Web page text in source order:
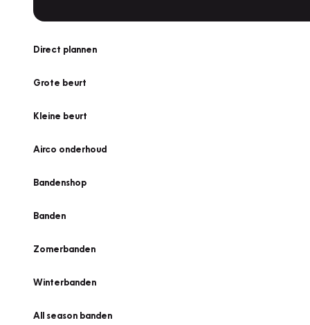
Direct plannen
Grote beurt
Kleine beurt
Airco onderhoud
Bandenshop
Banden
Zomerbanden
Winterbanden
All season banden